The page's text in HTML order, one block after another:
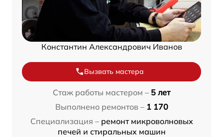
Константин Александрович Иванов
Вызвать мастера
Стаж работы мастером – 5 лет
Выполнено ремонтов – 1 170
Специализация – ремонт микроволновых
печей и стиральных машин